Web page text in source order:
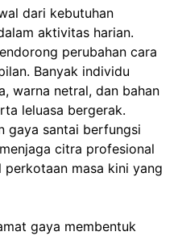
dari kebutuhan
aktivitas harian.
perubahan cara
Banyak individu
warna netral, dan bahan
leluasa bergerak.
gaya santai berfungsi
citra profesional
masa kini yang
gaya membentuk